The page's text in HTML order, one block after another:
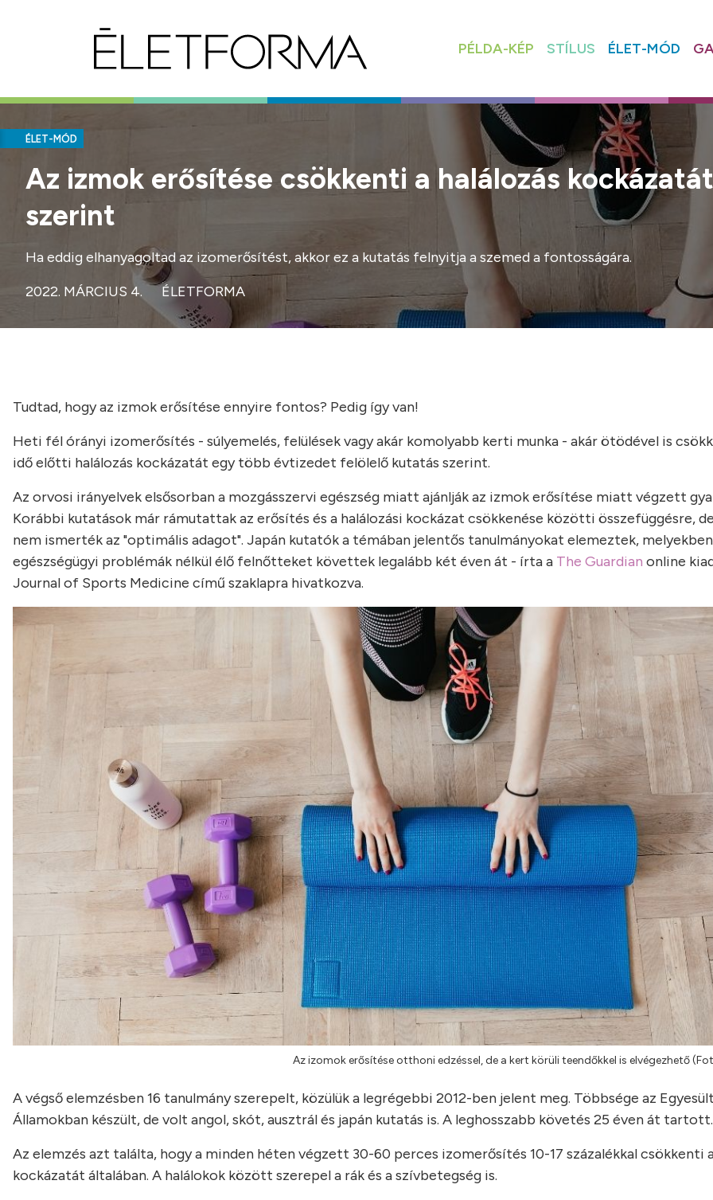
PÉLDA-KÉP STÍLUS ÉLET-MÓD
ÉLET-MÓD
Az izmok erősítése csökkenti a halálozás
szerint
Ha eddig elhanyagoltad az izomerősítést, akkor ez a kutatás felnyitja a szemed a fontosságára.
2022. MÁRCIUS 4.
ÉLETFORMA
Tudtad, hogy az izmok erősítése ennyire fontos? Pedig így van!
Heti fél órányi izomerősítés - súlyemelés, felülések vagy akár komolyabb kerti munka - akár ötödével is
idő előtti halálozás kockázatát egy több évtizedet felölelő kutatás szerint.
Az orvosi irányelvek elsősorban a mozgásszervi egészség miatt ajánlják az izmok erősítése miatt végzett
Korábbi kutatások már rámutattak az erősítés és a halálozási kockázat csökkenése közötti összefüggésre,
nem ismerték az "optimális adagot". Japán kutatók a témában jelentős tanulmányokat elemeztek,
egészségügyi problémák nélkül élő felnőtteket követtek legalább két éven át - írta a The Guardian online
Journal of Sports Medicine című szaklapra hivatkozva.
Az izomok erősítése otthoni edzéssel, de a kert körüli teendőkkel is elvégezhető
A végső elemzésben 16 tanulmány szerepelt, közülük a legrégebbi 2012-ben jelent meg. Többsége az Egyesült
Államokban készült, de volt angol, skót, ausztrál és japán kutatás is. A leghosszabb követés 25 éven át tartott.
Az elemzés azt találta, hogy a minden héten végzett 30-60 perces izomerősítés 10-17 százalékkal csökkenti
kockázatát általában. A halálokok között szerepel a rák és a szívbetegség is.